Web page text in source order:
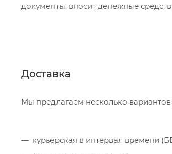
документы, вносит денежные
Доставка
Мы предлагаем несколько вариантов
курьерская в интервал времени